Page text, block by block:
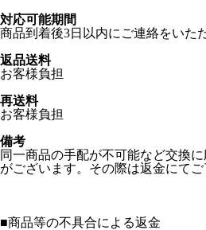
対応可能期間
商品到着後3日以内にご連絡をいた
返品送料
お客様負担
再送料
お客様負担
備考
同一商品の手配が不可能など交換
がございます。その際は返金にてご
■商品等の不具合による返金